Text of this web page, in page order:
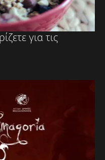
για τις